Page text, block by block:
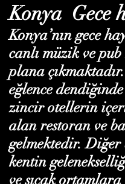
Konya Gece
Konya’nın gece
canlı müzik ve
plana
eğlence
zincir otellerin
alan restoran ve
gelmektedir.
kentin
ve sıcak